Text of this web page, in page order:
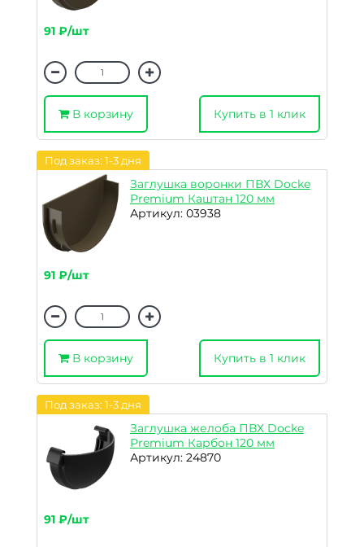
91 ₽/шт
В корзину Купить в 1 клик
Под заказ: 1-3 дня
Заглушка воронки ПВХ Docke
Premium Каштан 120 мм
Артикул: 03938
91 ₽/шт
В корзину Купить в 1 клик
Под заказ: 1-3 дня
Заглушка желоба ПВХ Docke
Premium Карбон 120 мм
Артикул: 24870
91 ₽/шт